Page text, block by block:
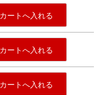
カートへ入れる
カートへ入れる
カートへ入れる